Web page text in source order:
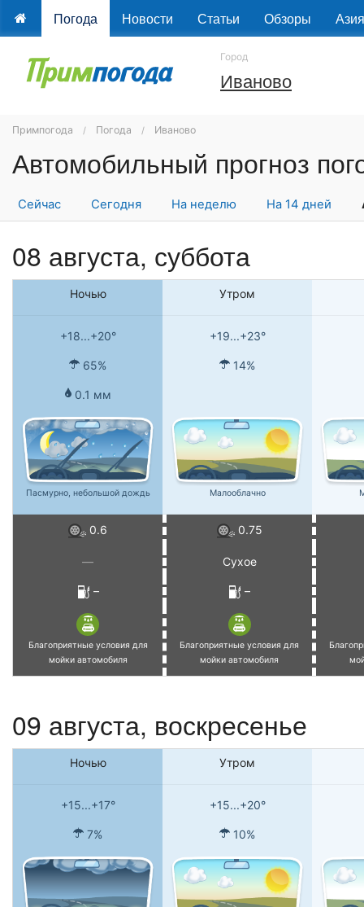
Погода Новости Статьи Обзоры Азия
Город
Иваново
Примпогода Погода Иваново
Сейчас Сегодня На неделю На 14 дней
08 августа, суббота
Ночью Утром
+18...+20° +19...+23°
65% 14%
0.1 мм
Пасмурно, небольшой дождь Малооблачно
0.6 0.75
— Сухое
– –
Благоприятные условия для
мойки автомобиля
Благоприятные условия для
мойки автомобиля
09 августа, воскресенье
Ночью Утром
+15...+17° +15...+20°
7% 10%